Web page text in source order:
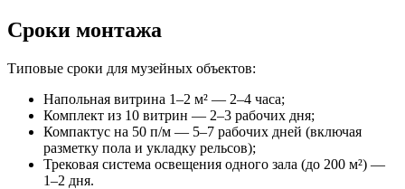
Сроки монтажа
Типовые сроки для музейных объектов:
Напольная витрина 1–2 м² — 2–4 часа;
Комплект из 10 витрин — 2–3 рабочих дня;
Компактус на 50 п/м — 5–7 рабочих дней (включая
разметку пола и укладку рельсов);
Трековая система освещения одного зала (до 200 м²) —
1–2 дня.